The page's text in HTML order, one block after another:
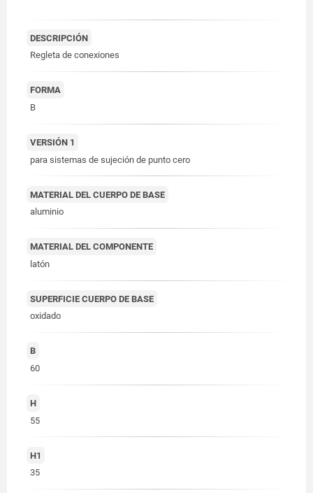
DESCRIPCIÓN
Regleta de conexiones
FORMA
B
VERSIÓN 1
para sistemas de sujeción de punto cero
MATERIAL DEL CUERPO DE BASE
aluminio
MATERIAL DEL COMPONENTE
latón
SUPERFICIE CUERPO DE BASE
oxidado
B
60
H
55
H1
35